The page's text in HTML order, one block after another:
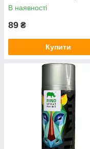
В наявності
89 ₴
Купити